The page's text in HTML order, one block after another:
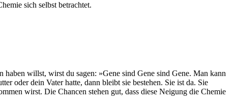
sich selbst betrachtet.
willst, wirst du sagen: »Gene sind Gene sind Gene. Man kann
oder dein Vater hatte, dann bleibt sie bestehen. Sie ist da. Sie
wirst. Die Chancen stehen gut, dass diese Neigung die Chemie